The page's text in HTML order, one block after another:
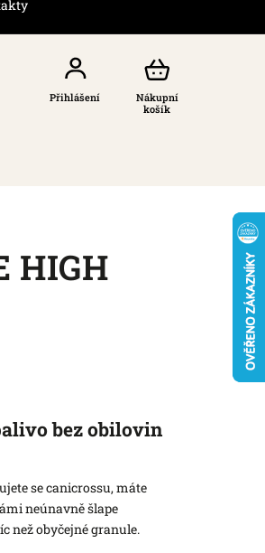
Nákupní
košík
Přihlášení
HIGH
bez obilovin
se canicrossu, máte
neúnavně šlape
než obyčejné granule.